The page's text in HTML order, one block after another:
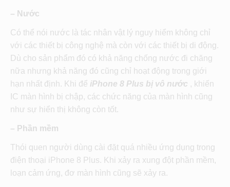
– Nước
Có thể nói nước là tác nhân vật lý nguy hiểm không chỉ
với các thiết bị công nghệ mà còn với các thiết bị di động.
Dù cho sản phẩm đó có khả năng chống nước đi chăng
nữa nhưng khả năng đó cũng chỉ hoạt động trong giới
hạn nhất định. Khi để iPhone 8 Plus bị vô nước , khiến
IC màn hình bị chập, các chức năng của màn hình cũng
như sự hiển thị không còn tốt.
– Phần mềm
Thói quen người dùng cài đặt quá nhiều ứng dụng trong
điện thoại iPhone 8 Plus. Khi xảy ra xung đột phần mềm,
loạn cảm ứng, đơ màn hình cũng sẽ xảy ra.